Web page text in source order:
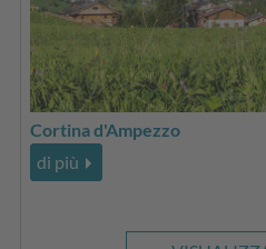
Cortina d'Ampezzo
di più